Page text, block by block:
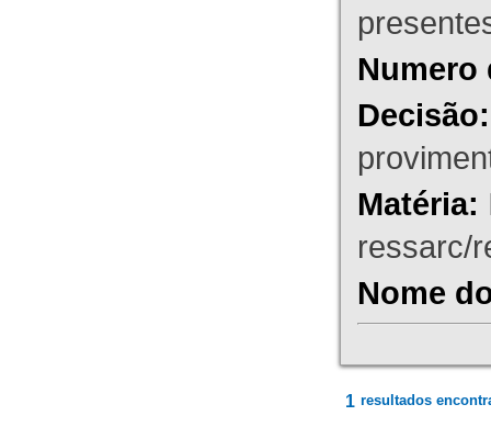
Numero
Decisão:
Matéria:
ressarc/
Nome
1 resultados